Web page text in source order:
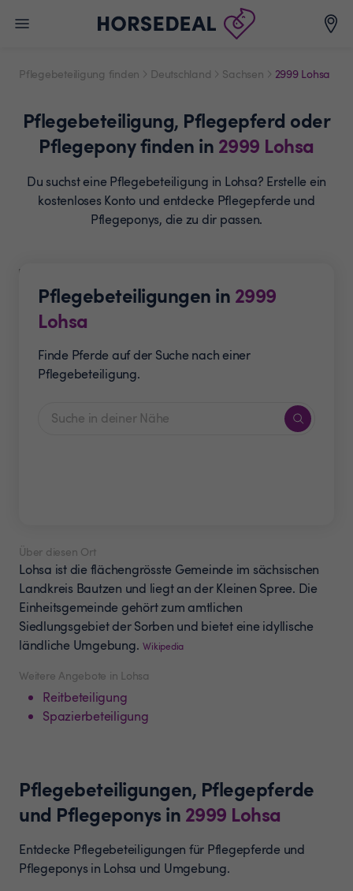
Pflegebeteiligung finden Deutschland Sachsen 2999 Lohsa
Pflegebeteiligung, Pflegepferd oder
Pflegeponyfinden in 2999 Lohsa
Du suchst eine Pflegebeteiligung in Lohsa? Erstelle ein
kostenloses Konto und entdecke Pflegepferde und
Pflegeponys, die zu dir passen.
Pflegebeteiligungen in 2999
Lohsa
Finde Pferde auf der Suche nach einer
Pflegebeteiligung.
Weitere Angebote in Lohsa
Reitbeteiligung
Spazierbeteiligung
Über diesen Ort
Lohsa ist die flächengrösste Gemeinde im sächsischen
Landkreis Bautzen und liegt an der Kleinen Spree. Die
Einheitsgemeinde gehört zum amtlichen
Siedlungsgebiet der Sorben und bietet eine idyllische
ländliche Umgebung. Wikipedia
Pflegebeteiligungen, Pflegepferde
und Pflegeponys in 2999 Lohsa
Entdecke Pflegebeteiligungen für Pflegepferde und
Pflegeponys in Lohsa und Umgebung.